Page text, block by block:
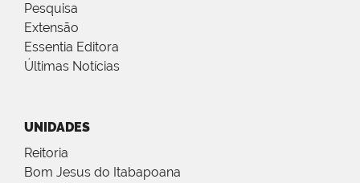
Pesquisa
Extensão
Essentia Editora
Últimas Notícias
UNIDADES
Reitoria
Bom Jesus do Itabapoana